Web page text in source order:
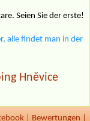
Seien Sie der erste!
alle findet man in der
Hněvice
Bewertungen